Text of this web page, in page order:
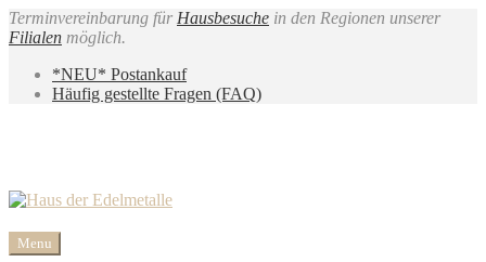
Terminvereinbarung für Hausbesuche in den Regionen unserer
Filialen möglich.
*NEU* Postankauf
Häufig gestellte Fragen (FAQ)
Menu